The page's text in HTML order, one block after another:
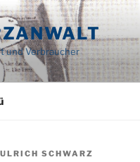
und Verbraucher
SCHWARZ